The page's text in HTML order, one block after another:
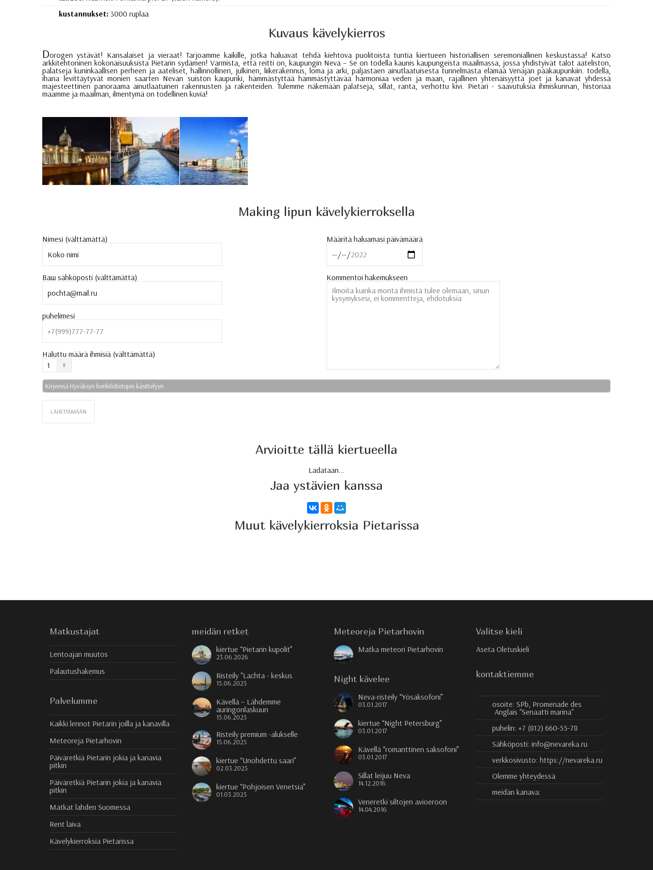
kustannukset:3000 ruplaa
Kuvaus kävelykierros
Dorogen ystävät! Kansalaiset ja vieraat! Tarjoamme kaikille, jotka haluavat tehdä kiehtova puolitoista tuntia kiertueen historiallisen seremoniallinen keskustassa! Katso
arkkitehtoninen kokonaisuuksista Pietarin sydämen! Varmista, että reitti on, kaupungin Neva – Se on todella kaunis kaupungeista maailmassa, jossa yhdistyivät talot aateliston,
palatseja kuninkaallisen perheen ja aateliset, hallinnollinen, julkinen, liikerakennus, loma ja arki, paljastaen ainutlaatuisesta tunnelmasta elämää Venäjän pääkaupunkiin. todella,
ihana levittäytyvät monien saarten Nevan suiston kaupunki, hämmästyttää hämmästyttävää harmoniaa veden ja maan, rajallinen yhtenäisyyttä joet ja kanavat yhdessä
majesteettinen panoraama ainutlaatuinen rakennusten ja rakenteiden. Tulemme näkemään palatseja, sillat, ranta, verhottu kivi. Pietari - saavutuksia ihmiskunnan, historiaa
maamme ja maailman, ilmentymä on todellinen kuvia!
Making lipun kävelykierroksella
Nimesi (välttämättä)
Ваш sähköposti (välttämättä)
puhelimesi
Haluttu määrä ihmisiä (välttämättä)
Määritä haluamasi päivämäärä
Kommentoi hakemukseen
Kirjeessä Hyväksyn henkilötietojen käsittelyyn
Arvioitte tällä kiertueella
Ladataan...
Jaa ystävien kanssa
Muut kävelykierroksia Pietarissa
Matkustajat
Lentoajan muutos
Palautushakemus
Palvelumme
Kaikki lennot Pietarin joilla ja kanavilla
Meteoreja Pietarhovin
Päiväretkiä Pietarin jokia ja kanavia
pitkin
Päiväretkiä Pietarin jokia ja kanavia
pitkin
Matkat lahden Suomessa
Rent laiva
Kävelykierroksia Pietarissa
meidän retket
kiertue “Pietarin kupolit”
23.06.2026
Risteily "Lachta - keskus
15.06.2025
Kävellä – Lähdemme
auringonlaskuun
15.06.2025
Risteily premium -alukselle
15.06.2025
kiertue “Unohdettu saari”
02.03.2025
kiertue “Pohjoisen Venetsia”
01.03.2025
Meteoreja Pietarhovin
Matka meteori Pietarhovin
Night kävelee
Neva-risteily “Yösaksofoni”
03.01.2017
kiertue “Night Petersburg”
03.01.2017
Kävellä “romanttinen saksofoni”
03.01.2017
Sillat leijuu Neva
14.12.2016
Veneretki siltojen avioeroon
14.04.2016
Valitse kieli
Aseta Oletuskieli
kontaktiemme
osoite:SPb, Promenade des
Anglais "Senaatti marina"
puhelin:+7 (812) 660-55-78
Sähköposti:info@nevareka.ru
verkkosivusto:https://nevareka.ru
Olemme yhteydessä
meidän kanava: